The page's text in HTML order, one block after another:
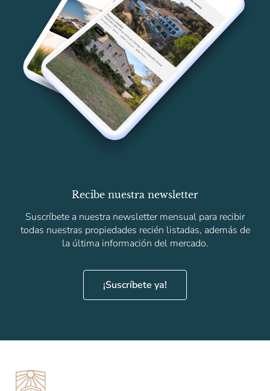
Recibe nuestra newsletter
Suscríbete a nuestra newsletter mensual para recibir
todas nuestras propiedades recién listadas, además de
la última información del mercado.
¡Suscríbete ya!